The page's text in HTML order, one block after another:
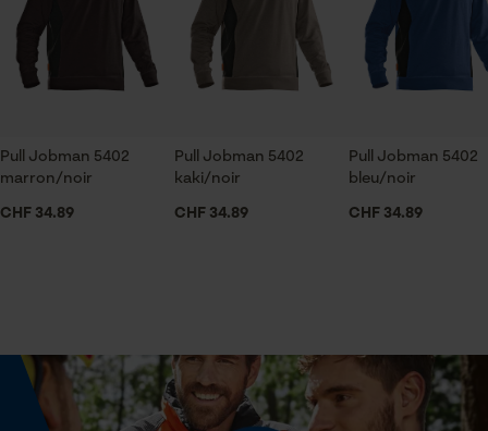
Échancrure du col
col rond
En plein air, jardinage et aménagement paysager,
artisanat, agriculture
Saison
Articles pour toute l'année
Pull Jobman 5402
marron/noir
CHF 34.89
Pull Jobman 5402
kaki/noir
CHF 34.89
Pull Jobman 5402
bleu/noir
CHF 34.89
ID de session
Sauvegarder les préférences
pour traitement des données
Cookies statistiques
Mouseflow Web Analytics Tool
Fact-Finder Tracking